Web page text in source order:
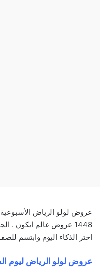
1448 عروض عالم ايكون .
اختر الذكاء اليوم وابتسم
عروض لولو الرياض ليوم